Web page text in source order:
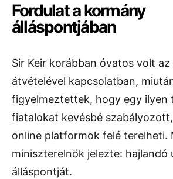
Fordulat a kormány
álláspontjában
Sir Keir korábban óvatos volt
átvételével kapcsolatban,
figyelmeztettek, hogy egy ilyen
fiatalokat kevésbé
online platformok felé terelheti.
miniszterelnök jelezte: hajlandó
álláspontját.